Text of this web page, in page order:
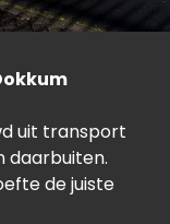
uit transport
daarbuiten.
de juiste